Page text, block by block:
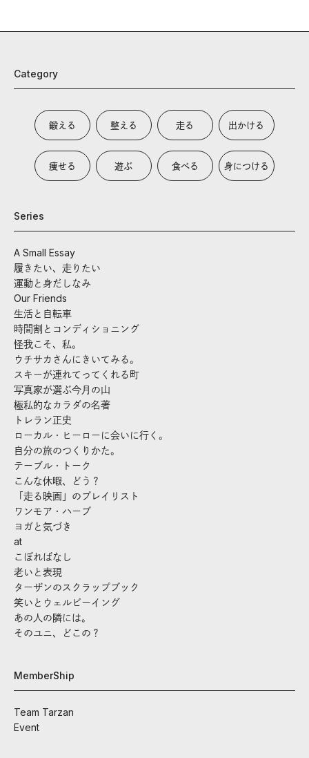
Category
鍛える 整える 走る 出かける
痩せる 遊ぶ 食べる 身につける
Series
A Small Essay
履きたい、走りたい
運動と身だしなみ
Our Friends
生活と自転車
時間割とコンディショニング
怪我こそ、私。
ウチサカさんにきいてみる。
スキーが連れてってくれる町
写真家が選ぶ今月の山
極私的なカラダの名著
トレラン正史
ローカル・ヒーローに会いに行く。
自分の旅のつくりかた。
テーブル・トーク
こんな休暇、どう？
「走る映画」のプレイリスト
ワンモア・ハーブ
ヨガと気づき
at
こぼればなし
老いと表現
ターザンのスクラップブック
笑いとウェルビーイング
あの人の隣には。
そのユニ、どこの？
MemberShip
Team Tarzan
Event